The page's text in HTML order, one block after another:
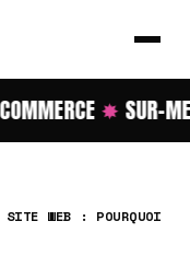
✸SUR-
WEB : POURQUOI